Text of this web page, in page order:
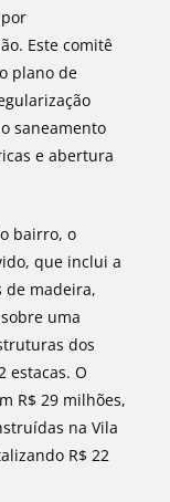
Este comitê
plano de
saneamento
e abertura
bairro, o
que inclui a
de madeira,
uma
dos
estacas. O
R$ 29 milhões,
na Vila
R$ 22